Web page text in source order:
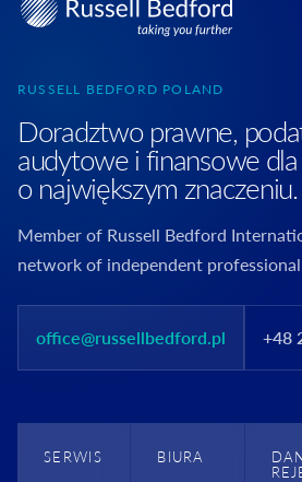
RUSSELL BEDFORD POLAND
Doradztwo prawne,
audytowe i finansowe
o największym znaczeniu.
Member of Russell Bedford
network of independent
office@russellbedford.pl +48
SERWIS BIURA